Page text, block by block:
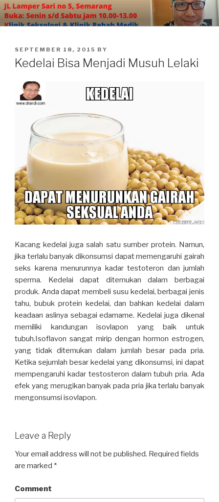
Skip
to
content
POSTED
ON
SEPTEMBER 18, 2015 BY
Kedelai Bisa Menjadi Musuh Lelaki
Kacang kedelai juga salah satu sumber protein. Namun,
jika terlalu banyak dikonsumsi dapat memengaruhi gairah
seks karena menurunnya kadar testoteron dan jumlah
sperma. Kedelai dapat ditemukan dalam berbagai
produk. Anda dapat membeli susu kedelai, berbagai jenis
tahu, bubuk protein kedelai, dan bahkan kedelai dalam
keadaan aslinya sebagai edamame. Kedelai juga dikenal
memiliki kandungan isovlapon yang baik untuk
tubuh.Isoflavon sangat mirip dengan hormon estrogen,
yang tidak ditemukan dalam jumlah besar pada pria.
Ketika sejumlah besar kedelai yang dikonsumsi, ini dapat
mempengaruhi kadar testosteron dalam tubuh pria. Ada
efek yang merugikan banyak pada pria jika terlalu banyak
mengonsumsi isovlapon.
Leave a Reply
Your email address will not be published. Required fields
are marked *
Comment